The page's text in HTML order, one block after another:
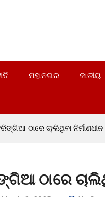
ମହାନଗର ଜାତୀୟ
ଠାରେ ଚାଲିଥିବା
ଠାରେ